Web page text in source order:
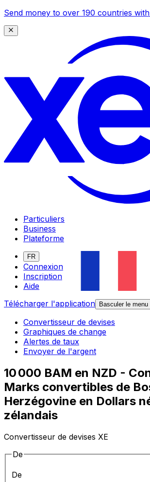
Send money to over 190 countries
Particuliers
Business
Plateforme
FR
Connexion
Inscription
Aide
Télécharger l'application
Basculer le menu
Convertisseur de devises
Graphiques de change
Alertes de taux
Envoyer de l'argent
10 000 BAM en NZD -
Marks convertibles de
Herzégovine en Dollars
zélandais
Convertisseur de devises XE
De
De